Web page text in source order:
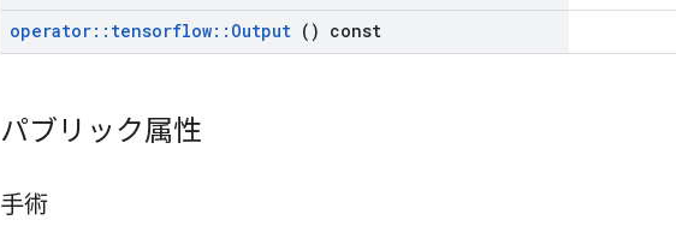
operator:: tensorflow:: Output () const
パブリック属性
手術